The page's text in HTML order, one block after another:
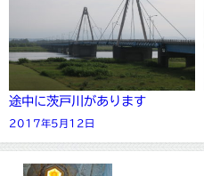
途中に茨戸川があります
2017年5月12日